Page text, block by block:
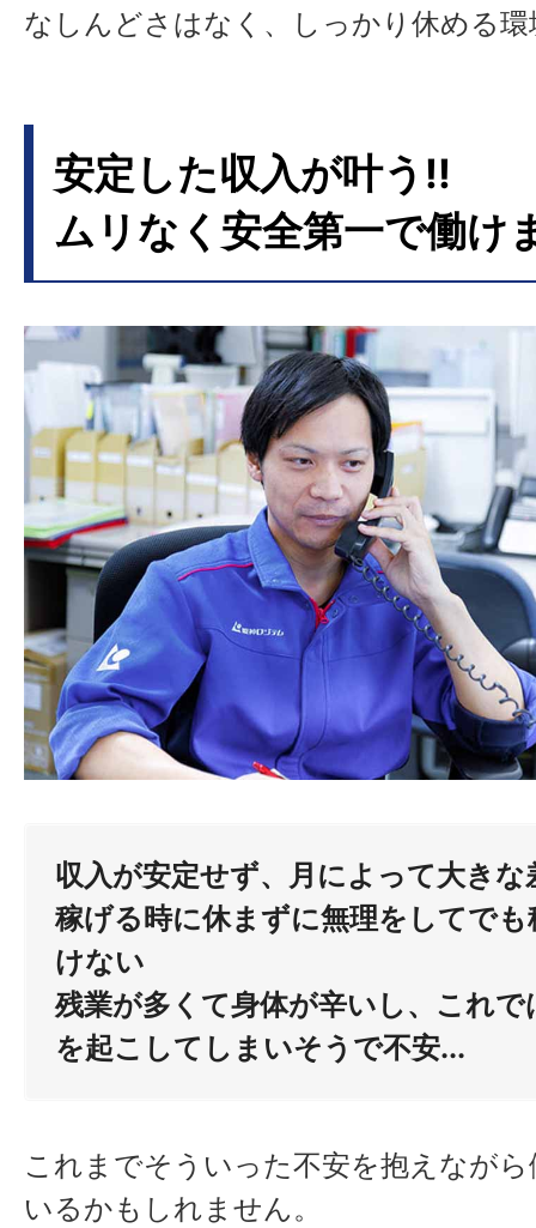
なしんどさはなく、しっかり休める
安定した収入が叶う!!
ムリなく安全第一で働け
収入が安定せず、月によって大きな
稼げる時に休まずに無理をしてで
けない
残業が多くて身体が辛いし、これで
を起こしてしまいそうで不安...
これまでそういった不安を抱えなが
いるかもしれません。